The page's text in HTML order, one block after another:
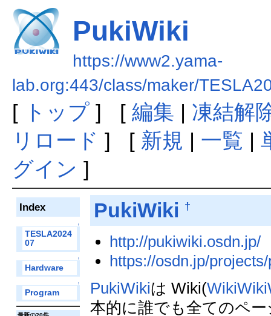
PukiWiki
https://www2.yama-
lab.org:443/class/maker/
[ トップ] [ 編集 | 凍結解
リロード ] [ 新規 | 一覧 |
グイン ]
Index
↑
TESLA2024
07
↑
Hardware
↑
Program
PukiWiki †
http://pukiwiki.osdn.jp/
https://osdn.jp/
PukiWikiは Wiki(
本的に誰でも全てのペ